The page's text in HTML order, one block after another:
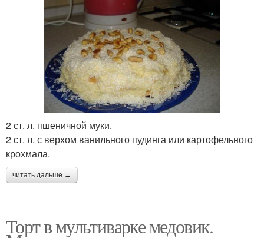
2 ст. л. пшеничной муки.
2 ст. л. с верхом ванильного пудинга или картофельного
крохмала.
читать дальше →
Торт в мультиварке медовик.